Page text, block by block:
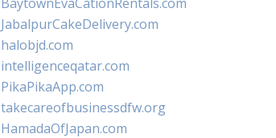
JabalpurCakeDelivery.com
halobjd.com
intelligenceqatar.com
PikaPikaApp.com
takecareofbusinessdfw.org
HamadaOfJapan.com